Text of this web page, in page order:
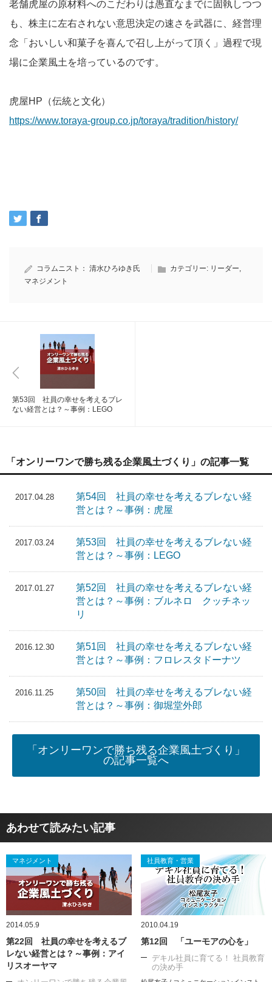
老舗虎屋の原材料へのこだわりは愚直なまでに固執しつつ
も、株主に左右されない意思決定の速さを武器に、経営理
念「おいしい和菓子を喜んで召し上がって頂く」過程で現
場に企業風土を培っているのです。
虎屋HP（伝統と文化）
https://www.toraya-group.co.jp/toraya/tradition/history/
コラムニスト： 清水ひろゆき氏 カテゴリー: リーダー,
マネジメント
第53回 社員の幸せを考えるブレ
ない経営とは？～事例：LEGO
「オンリーワンで勝ち残る企業風土づくり」の記事一覧
2017.04.28
第54回 社員の幸せを考えるブレない経
営とは？～事例：虎屋
2017.03.24
第53回 社員の幸せを考えるブレない経
営とは？～事例：LEGO
2017.01.27
第52回 社員の幸せを考えるブレない経
営とは？～事例：ブルネロ クッチネッ
リ
2016.12.30
第51回 社員の幸せを考えるブレない経
営とは？～事例：フロレスタドーナツ
2016.11.25
第50回 社員の幸せを考えるブレない経
営とは？～事例：御堀堂外郎
「オンリーワンで勝ち残る企業風土づくり」
の記事一覧へ
あわせて読みたい記事
マネジメント
2014.05.9
第22回 社員の幸せを考えるブ
レない経営とは？～事例：アイ
リスオーヤマ
社員教育・営業
2010.04.19
第12回 「ユーモアの心を」
デキル社員に育てる！ 社員教育
の決め手